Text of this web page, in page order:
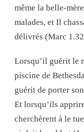
même la belle-
malades, et Il
délivrés (Marc
Lorsqu’il guérit le
piscine de
guérit de porter
Et lorsqu’ils
cherchèrent à le